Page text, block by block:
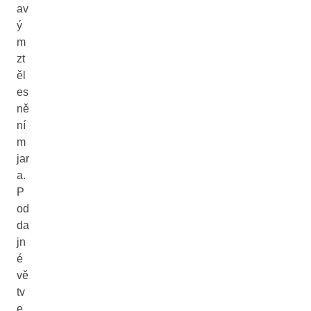
av
ý
m
zt
ěl
es
ně
ní
m
jar
a.
P
od
da
jn
é
vě
tv
e